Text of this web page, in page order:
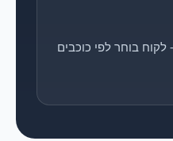
בוחר לפי כוכבים